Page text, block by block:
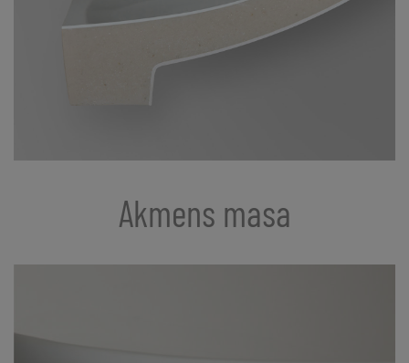
Akmens masa